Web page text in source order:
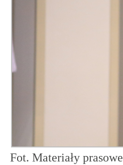
Fot. Materiały prasowe